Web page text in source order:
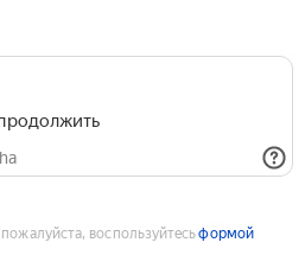
воспользуйтесьформой